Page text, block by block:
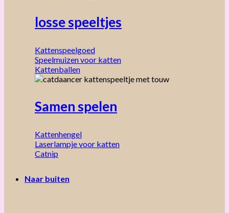
losse speeltjes
Kattenspeelgoed
Speelmuizen voor katten
Kattenballen
Samen spelen
Kattenhengel
Laserlampje voor katten
Catnip
Naar buiten